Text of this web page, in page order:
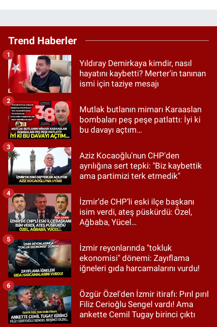
Trend Haberler
Yıldıray Demirkaya kimdir, nasıl
hayatını kaybetti? Merter'in tanınan
ismi için taziye mesajı
1
Mutlak butlanın mimarı Karaaslan
bombaları peş peşe patlattı: İyi ki
bu davayı açtım…
2
Aziz Kocaoğlu'nun CHP'den
ayrılığına sert tepki: "Biz kaybettik
ama partimizi terk etmedik"
3
İzmir’de CHP’li eski ilçe başkanı
isim verdi, ateş püskürdü: Özel,
Ağbaba, Yücel…
4
İzmir reyonlarında "tokluk
ekonomisi" dönemi: Zayıflama
iğneleri gıda harcamalarını vurdu!
5
Özgür Özel'den İzmir itirafı: Pırıl pırıl
Filiz Cerioğlu Sengel vardı! Ama
ankette Cemil Tugay birinci çıktı
6